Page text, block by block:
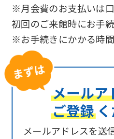
※月会費のお支払いは口
初回のご来館時にお手
※お手続きにかかる時
メールア
ご登録
メールアドレスを送